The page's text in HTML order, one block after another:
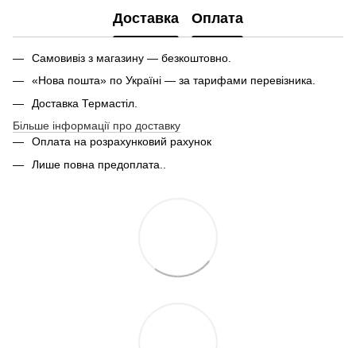
Доставка Оплата
Самовивіз з магазину — безкоштовно.
«Нова пошта» по Україні — за тарифами перевізника.
Доставка Термастіл.
Більше інформації про доставку
Оплата на розрахунковий рахунок
Лише повна предоплата..